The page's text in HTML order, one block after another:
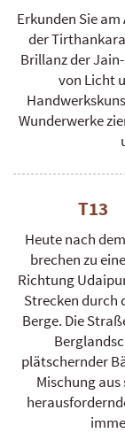
Erkunden Sie
der
Brillanz der
von Licht
Wunderwerke
T13
Heute nach
brechen zu
Richtung
Strecken durch
Berge. Die
plätschernder
Mischung